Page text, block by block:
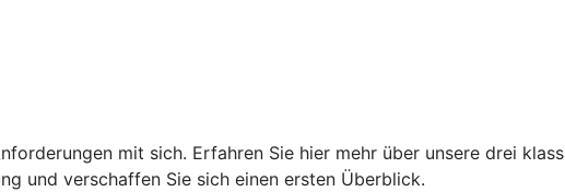
mit sich. Erfahren Sie hier mehr über unsere drei
und verschaffen Sie sich einen ersten Überblick.